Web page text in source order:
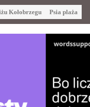
Kołobrzegu Psia plaża